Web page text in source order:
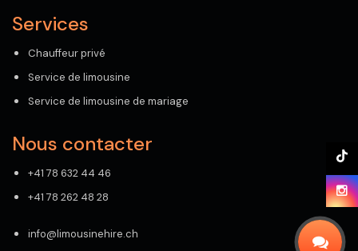
Services
Chauffeur privé
Service de limousine
Service de limousine de mariage
Nous contacter
+41 78 632 44 46
+41 78 262 48 28
info@limousinehire.ch